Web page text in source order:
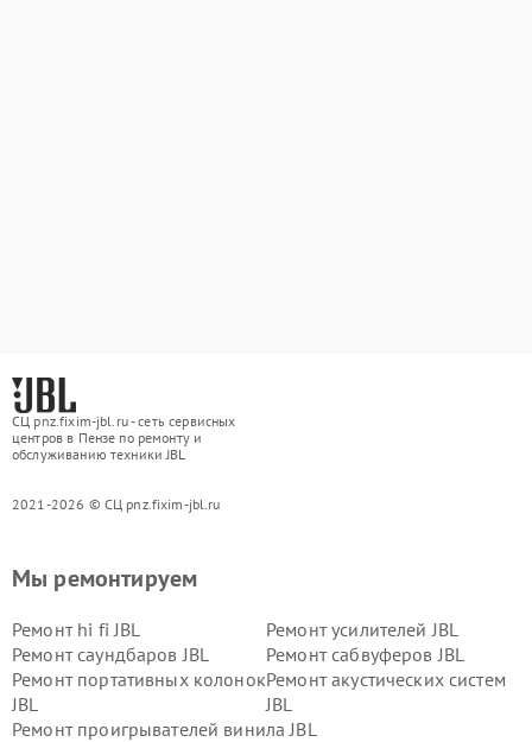
СЦ pnz.fixim-jbl.ru - сеть сервисных
центров в Пензе по ремонту и
обслуживанию техники JBL
2021-2026 © СЦ pnz.fixim-jbl.ru
Мы ремонтируем
Ремонт hi fi JBL
Ремонт усилителей JBL
Ремонт саундбаров JBL
Ремонт сабвуферов JBL
Ремонт портативных колонок
JBL
Ремонт акустических систем
JBL
Ремонт проигрывателей винила JBL